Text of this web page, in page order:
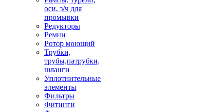
оси, з/ч для
промывки
Редукторы
Ремни
Ротор моющий
Трубки,
трубы,патрубки,
шланги
Уплотнительные
элементы
Фильтры
Фитинги